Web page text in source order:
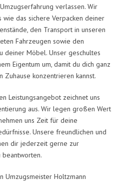
verlassen. Wir
das sichere Verpacken deiner
den Transport in unseren
Fahrzeugen sowie den
deiner Möbel. Unser geschultes
Eigentum um, damit du dich ganz
Zuhause konzentrieren kannst.
Leistungsangebot zeichnet uns
aus. Wir legen großen Wert
uns Zeit für deine
Unsere freundlichen und
dir jederzeit gerne zur
beantworten.
Umzugsmeister Holtzmann